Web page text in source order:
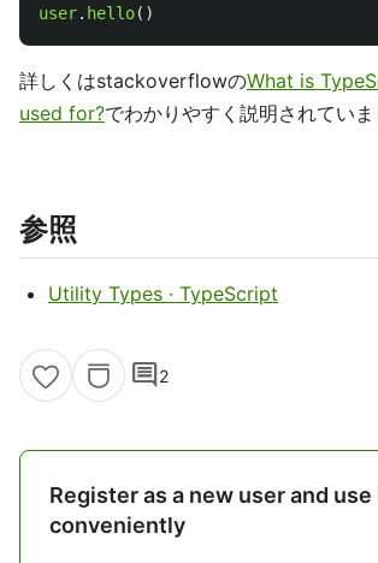
user. hello()
詳しくはstackoverflowのWhat is
used for?でわかりやすく説明されていま
参照
Utility Types · TypeScript
comment2
Register as a new user and
conveniently